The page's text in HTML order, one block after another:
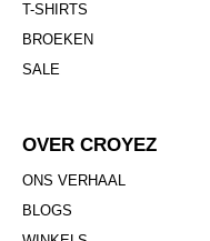
T-SHIRTS
BROEKEN
SALE
OVER CROYEZ
ONS VERHAAL
BLOGS